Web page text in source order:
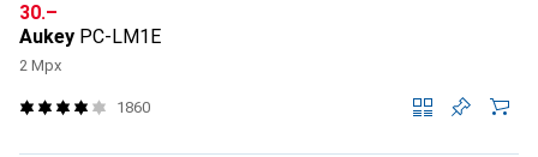
CHF
30.–
Aukey PC-LM1E
2 Mpx
1860